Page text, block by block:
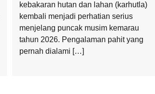
kebakaran hutan dan lahan (karhutla)
kembali menjadi perhatian serius
menjelang puncak musim kemarau
tahun 2026. Pengalaman pahit yang
pernah dialami […]